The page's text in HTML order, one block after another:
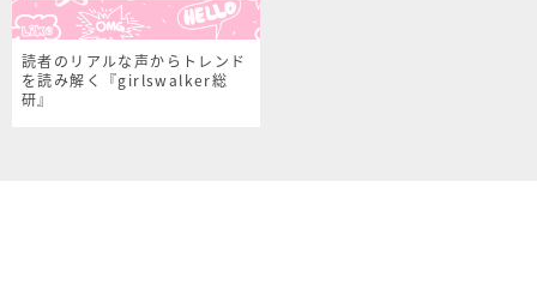
読者のリアルな声からトレンド
を読み解く『girlswalker総
研』